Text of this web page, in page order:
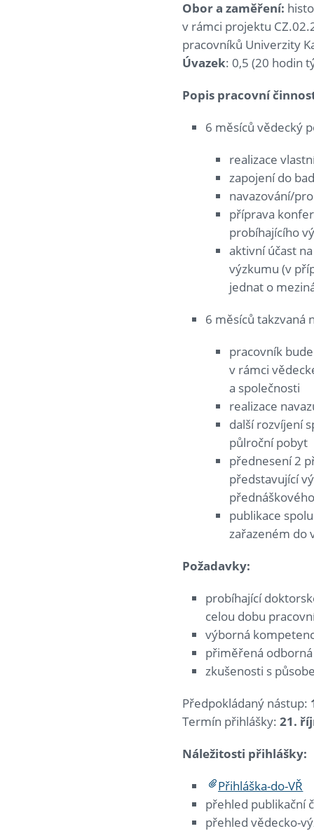
Obor a zaměření:
v rámci projektu
pracovníků Univerzity
Úvazek: 0,5 (20 hodin
Popis pracovní
6 měsíců vědecký
realizace
zapojení do
navazování/
příprava
probíhajícího
aktivní účast
výzkumu (v
jednat o
6 měsíců takzvaná
pracovník
v rámci
a společnosti
realizace
další rozvíjení
půlroční pobyt
přednesení 2
představující
publikace
zařazeném do
Požadavky:
probíhající
celou dobu
výborná
přiměřená
zkušenosti s
Předpokládaný nástup:
Termín přihlášky: 21.
Náležitosti přihlášky:
Přihláška-do-VŘ
přehled publikační
přehled vědecko-